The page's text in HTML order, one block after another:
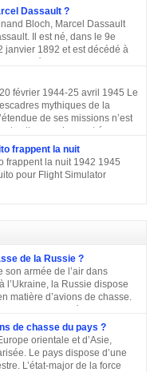
et qui porte encore son nom,
en 1946. Retour sur le
De la première guerre
de la première guerre
aéronautiques avec son
Dassault ?
Bloch, Marcel Dassault
Il est né, dans le 9e
janvier 1892 et est décédé à
politique français. Enfance et
Bloch et de Noémie
est mort à son jeune âge,
d’armée et le troisième,
en déportation […]
février 1944-25 avril 1945 Le
mythiques de la
de ses missions n’est
et cette escadre peut évoquer
d’intérêts : patrouille
du commencement : le nom.
signifie littéralement »
« , c’est un peu vague.
du KG 200, sous cette
frappent la nuit
frappent la nuit 1942 1945
pour Flight Simulator
de la Russie ?
son armée de l’air dans
l’Ukraine, la Russie dispose
matière d’avions de chasse.
d’attaque … découvrons
sa force aérienne.
de chasse du pays ?
orientale et d’Asie,
Le pays dispose d’une
L’état-major de la force